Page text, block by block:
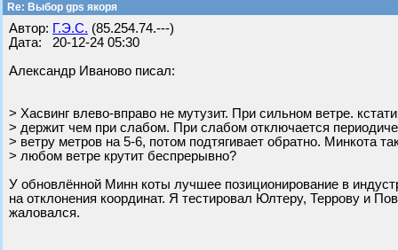
Re: Выбор gps якоря
Автор: Г.Э.С. (85.254.74.---)
Дата: 20-12-24 05:30
Александр Иваново писал:
> Хасвинг влево-вправо не мутузит. При сильном ветре.
> держит чем при слабом. При слабом отключается
> ветру метров на 5-6, потом подтягивает обратно. Минкота
> любом ветре крутит беспрерывно?
У обновлённой Минн коты лучшее позиционирование в
на отклонения координат. Я тестировал Юлтеру, Террову и
жаловался.